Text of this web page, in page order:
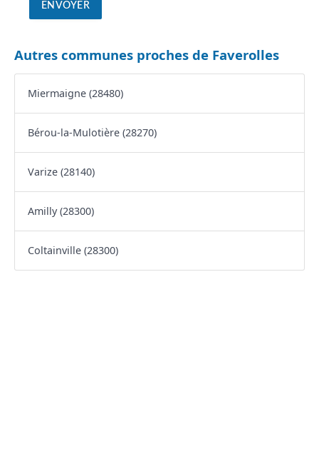
Autres communes proches de Faverolles
Miermaigne (28480)
Bérou-la-Mulotière (28270)
Varize (28140)
Amilly (28300)
Coltainville (28300)